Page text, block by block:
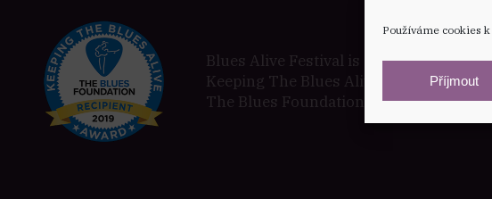
Používáme cookies
Příjmout
Blues Alive Festival is a proud recipient
Keeping The Blues Alive award
The Blues Foundation in Memphis.